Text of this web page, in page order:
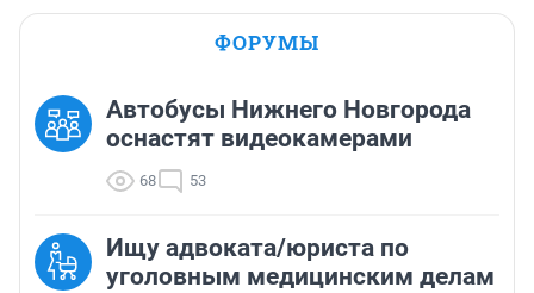
ФОРУМЫ
Автобусы Нижнего Новгорода
оснастят видеокамерами
68 53
Ищу адвоката/юриста по
уголовным медицинским делам